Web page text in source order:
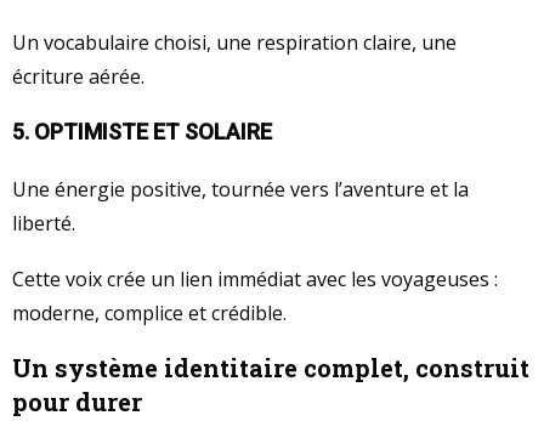
Un vocabulaire choisi, une respiration claire, une
écriture aérée.
5. OPTIMISTE ET SOLAIRE
Une énergie positive, tournée vers l’aventure et la
liberté.
Cette voix crée un lien immédiat avec les voyageuses :
moderne, complice et crédible.
Un système identitaire complet, construit
pour durer